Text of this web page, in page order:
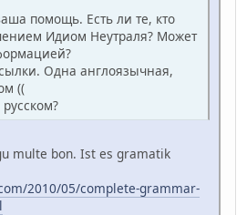
помощь. Есть ли те, кто
Идиом Неутраля? Может
Одна англоязычная,
((
multe bon. Ist es gramatik
2010/05/complete-grammar-